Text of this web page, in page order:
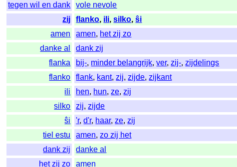
tegen wil en dank
vole nevole
zij
flanko, ili,silko,ŝi
amen
amen, het zij zo
danke al
dank zij
flanka
bij-, minder belangrijk,ver,zij-,zijdelings
flanko
flank, kant,zij,zijde,zijkant
ili
hen, hun,ze,zij
silko
zij,zijde
ŝi
'r,d'r, haar,ze,zij
tiel estu
amen,zo zij het
dank zij
danke al
het zij zo
amen